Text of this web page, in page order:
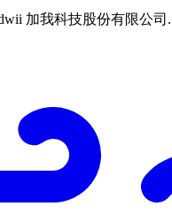
加我科技股份有限公司